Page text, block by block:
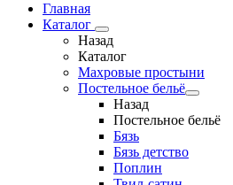
Главная
Каталог
Назад
Каталог
Махровые простыни
Постельное бельё
Назад
Постельное бельё
Бязь
Бязь детство
Поплин